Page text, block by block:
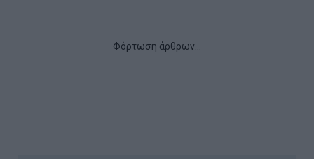
Φόρτωση άρθρων...